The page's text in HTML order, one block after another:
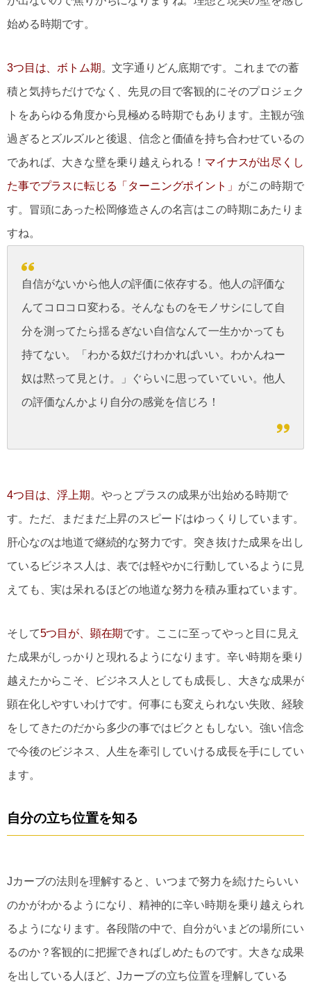
始める時期です。
3つ目は、ボトム期 。文字通りどん底期です。これまでの蓄
積と気持ちだけでなく、先見の目で客観的にそのプロジェク
トをあらゆる角度から見極める時期でもあります。主観が強
過ぎるとズルズルと後退、信念と価値を持ち合わせているの
であれば、大きな壁を乗り越えられる！ マイナスが出尽くし
た事でプラスに転じる「ターニングポイント」 がこの時期で
す。冒頭にあった松岡修造さんの名言はこの時期にあたりま
すね。
自信がないから他人の評価に依存する。他人の評価な
んてコロコロ変わる。そんなものをモノサシにして自
分を測ってたら揺るぎない自信なんて一生かかっても
持てない。「わかる奴だけわかればいい。わかんねー
奴は黙って見とけ。」ぐらいに思っていていい。他人
の評価なんかより自分の感覚を信じろ！
4つ目は、浮上期 。やっとプラスの成果が出始める時期で
す。ただ、まだまだ上昇のスピードはゆっくりしています。
肝心なのは地道で継続的な努力です。突き抜けた成果を出し
ているビジネス人は、表では軽やかに行動しているように見
えても、実は呆れるほどの地道な努力を積み重ねています。
そして5つ目が、顕在期です。ここに至ってやっと目に見え
た成果がしっかりと現れるようになります。辛い時期を乗り
越えたからこそ、ビジネス人としても成長し、大きな成果が
顕在化しやすいわけです。何事にも変えられない失敗、経験
をしてきたのだから多少の事ではビクともしない。強い信念
で今後のビジネス、人生を牽引していける成長を手にしてい
ます。
自分の立ち位置を知る
Jカーブの法則を理解すると、いつまで努力を続けたらいい
のかがわかるようになり、精神的に辛い時期を乗り越えられ
るようになります。 各段階の中で、自分がいまどの場所にい
るのか？客観的に把握できればしめたものです。大きな成果
を出している人ほど、Jカーブの立ち位置を理解している